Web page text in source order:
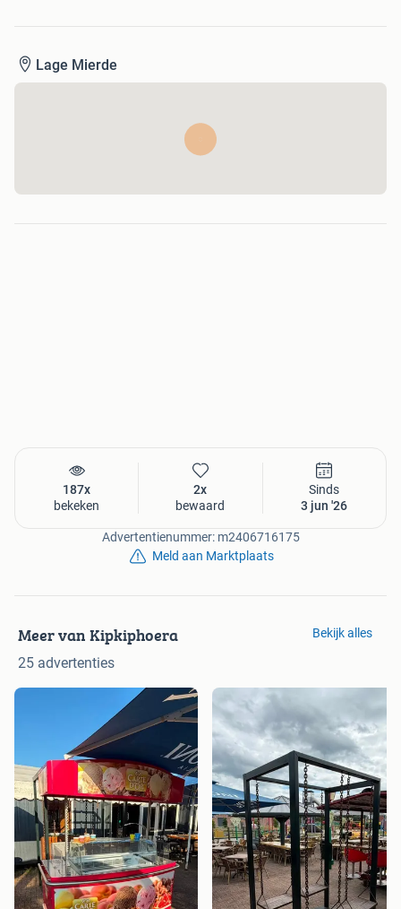
Lage Mierde
187x
bekeken
2x
bewaard
Sinds
3 jun '26
Advertentienummer: m2406716175
Meld aan Marktplaats
Meer van Kipkiphoera
25 advertenties
Bekijk alles